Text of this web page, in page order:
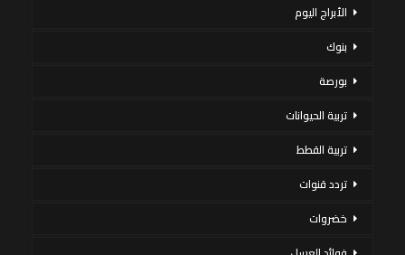
الأبراج اليوم
بنوك
بورصة
تربية الحيوانات
تربية القطط
تردد قنوات
خضروات